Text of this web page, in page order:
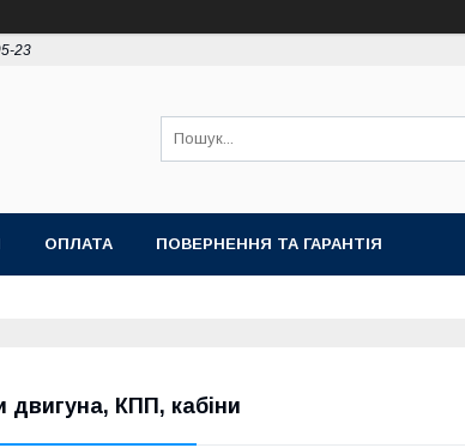
23
ОПЛАТА ПОВЕРНЕННЯ ТА ГАРАНТІЯ
двигуна, КПП, кабіни